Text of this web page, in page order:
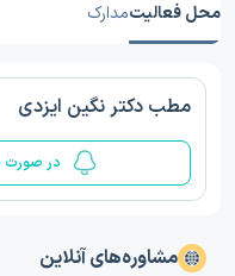
محل فعالیتمدارک
مطب دکتر نگین ایزدی
در صورت
مشاوره‌های آنلاین